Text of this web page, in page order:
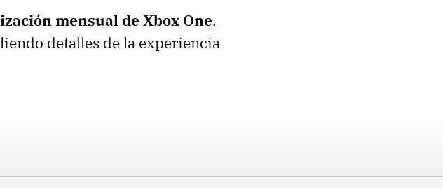
mensual de Xbox One.
detalles de la experiencia